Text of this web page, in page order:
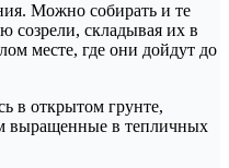
Можно собирать и те
созрели, складывая их в
месте, где они дойдут до
в открытом грунте,
выращенные в тепличных